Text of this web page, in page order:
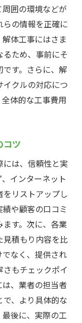
間の相違点
県大竹市のケ
のプロセス
例
の動向
点
る際の見積も
方法
かかるリスク
囲の環境などが
らの情報を正確に
体工事にはさま
ため、事前にそ
す。さらに、解
クルの対応につ
体的な工事費用
コツ
は、信頼性と実
インターネット
リストアップし
や顧客の口コミ
す。次に、各業
積もり内容を比
なく、提供され
もチェックポイ
、業者の担当者
、より具体的な
後に、実際の工